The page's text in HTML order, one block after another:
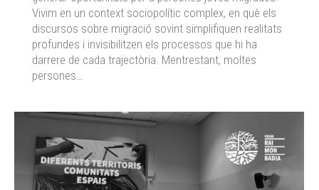
Vivim en un context sociopolític complex, en què els
discursos sobre migració sovint simplifiquen realitats
profundes i invisibilitzen els processos que hi ha
darrere de cada trajectòria. Mentrestant, moltes
persones…